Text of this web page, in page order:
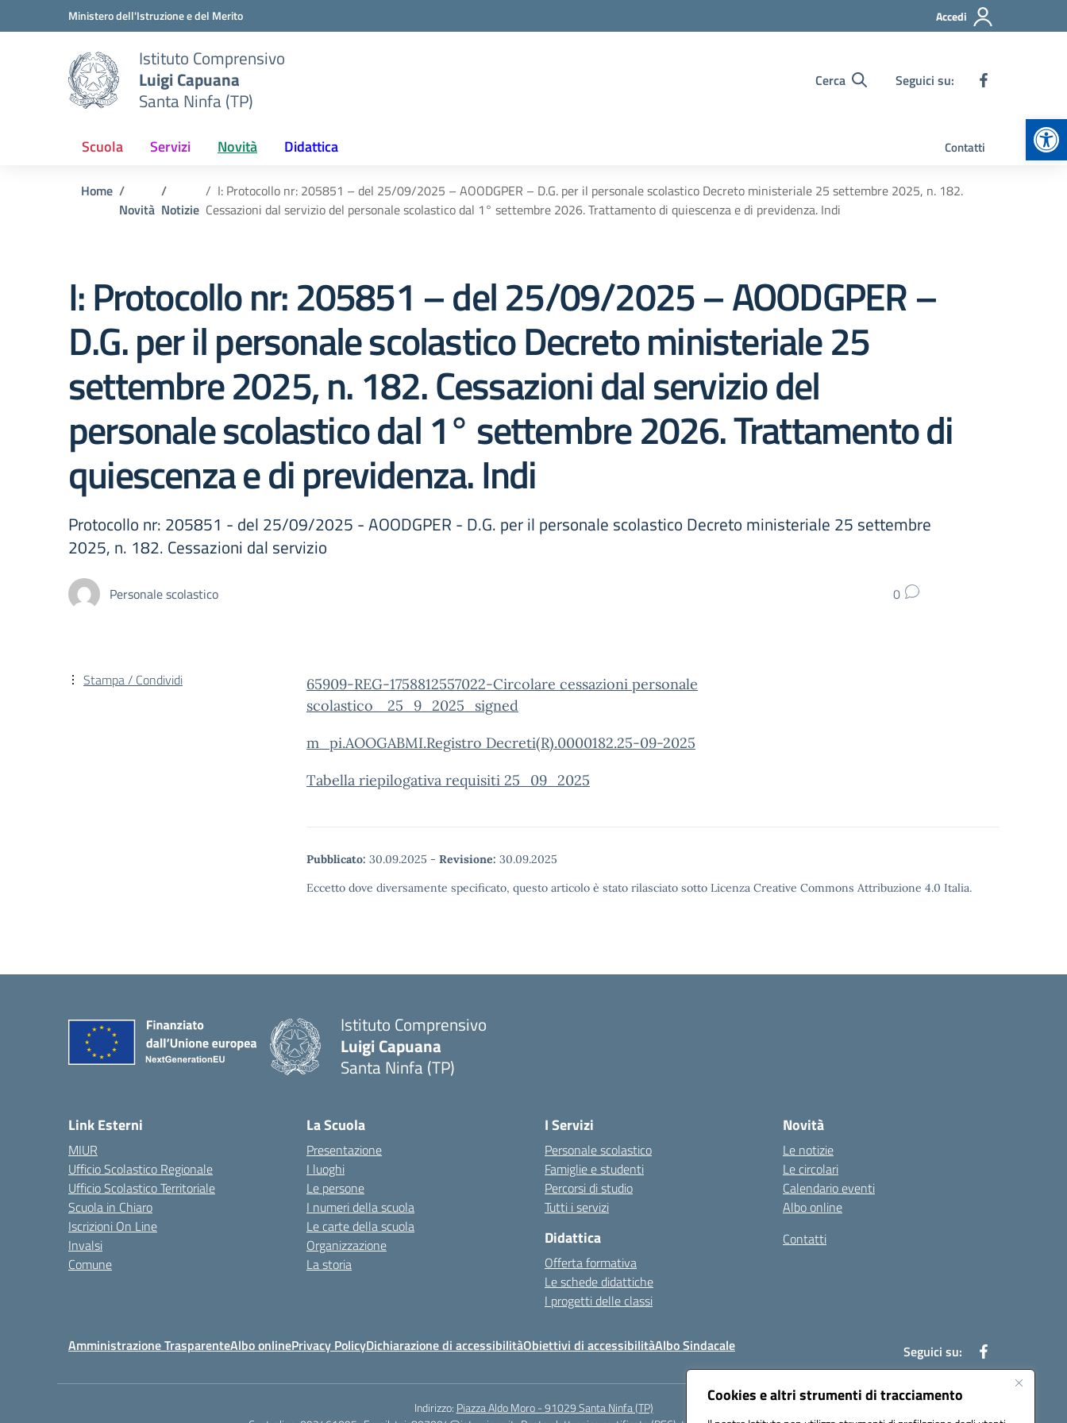
Cookies e altri strumenti di tracciamento
Vai ai contenuti
Vai al menu di navigazioneMinistero dell'Istruzione e del Merito Accedi
Istituto Comprensivo
Luigi Capuana
Santa Ninfa (TP)
Cerca Seguici su:
Scuola Servizi Novità Didattica Contatti
Home
Novità Notizie
I: Protocollo nr: 205851 – del 25/09/2025 – AOODGPER – D.G. per il personale scolastico Decreto ministeriale 25 settembre 2025, n. 182.
Cessazioni dal servizio del personale scolastico dal 1° settembre 2026. Trattamento di quiescenza e di previdenza. Indi
I: Protocollo nr: 205851 – del 25/09/2025 – AOODGPER –
D.G. per il personale scolastico Decreto ministeriale 25
settembre 2025, n. 182. Cessazioni dal servizio del
personale scolastico dal 1° settembre 2026. Trattamento di
quiescenza e di previdenza. Indi
Protocollo nr: 205851 - del 25/09/2025 - AOODGPER - D.G. per il personale scolastico Decreto ministeriale 25 settembre
2025, n. 182. Cessazioni dal servizio
Personale scolastico 0
65909-REG-1758812557022-Circolare cessazioni personale
scolastico_ 25_9_2025_signed
m_pi.AOOGABMI.Registro Decreti(R).0000182.25-09-2025
Tabella riepilogativa requisiti 25_09_2025
Pubblicato: 30.09.2025 - Revisione: 30.09.2025
Eccetto dove diversamente specificato, questo articolo è stato rilasciato sotto Licenza Creative Commons Attribuzione 4.0 Italia.
Stampa / Condividi
Istituto Comprensivo
Luigi Capuana
Santa Ninfa (TP)
Link Esterni
MIUR
Ufficio Scolastico Regionale
Ufficio Scolastico Territoriale
Scuola in Chiaro
Iscrizioni On Line
Invalsi
Comune
La Scuola
Presentazione
I luoghi
Le persone
I numeri della scuola
Le carte della scuola
Organizzazione
La storia
I Servizi
Personale scolastico
Famiglie e studenti
Percorsi di studio
Tutti i servizi
Didattica
Offerta formativa
Le schede didattiche
I progetti delle classi
Novità
Le notizie
Le circolari
Calendario eventi
Albo online
Contatti
Amministrazione TrasparenteAlbo onlinePrivacy PolicyDichiarazione di accessibilitàObiettivi di accessibilitàAlbo Sindacale Seguici su:
Indirizzo: Piazza Aldo Moro - 91029 Santa Ninfa (TP)